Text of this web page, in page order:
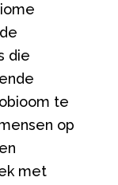
die
te
op
met